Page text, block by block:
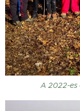
A 2022-es